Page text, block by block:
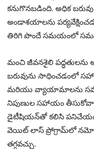
కనుగొనబడింది. అధిక
అండాశయాలను
తిరిగి పొందే సమయంలో
మంచి జీవనశైలి
బరువును సాధించడంలో
మరియు వ్యాయామాలను
నిపుణుల సహాయం
డైటీషియన్‌తో కలిసి
వెయిట్ లాస్ ప్రోగ్రామ్‌లో
తగ్గవచ్చు.